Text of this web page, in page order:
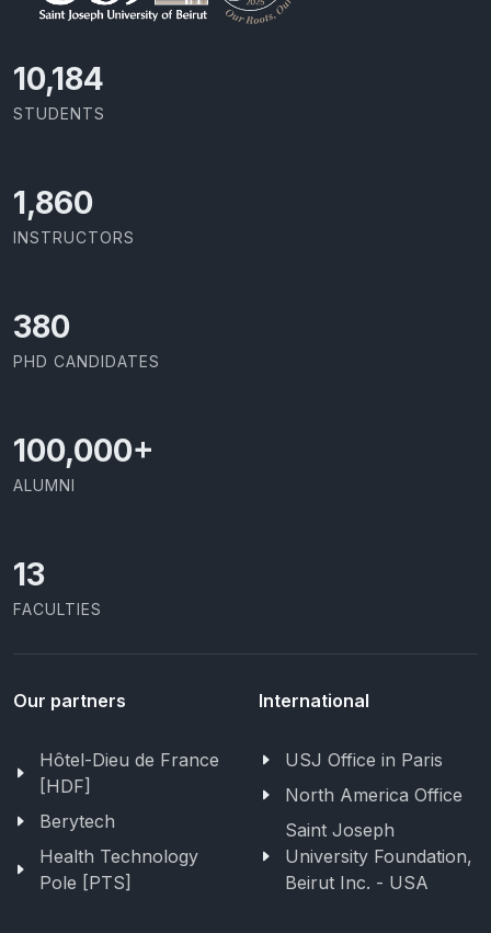
10,493
STUDENTS
1,917
INSTRUCTORS
391
PHD CANDIDATES
100,000+
ALUMNI
13
FACULTIES
Our partners
Hôtel-Dieu de France
[HDF]
Berytech
Health Technology
Pole [PTS]
International
USJ Office in Paris
North America Office
Saint Joseph
University Foundation,
Beirut Inc. - USA